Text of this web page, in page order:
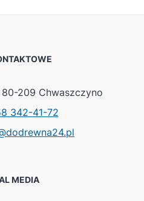
80-209 Chwaszczyno
342-41-72
MEDIA